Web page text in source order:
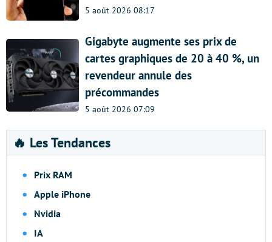
5 août 2026 08:17
Gigabyte augmente ses prix de
cartes graphiques de 20 à 40 %, un
revendeur annule des
précommandes
5 août 2026 07:09
🔥 Les Tendances
Prix RAM
Apple iPhone
Nvidia
IA